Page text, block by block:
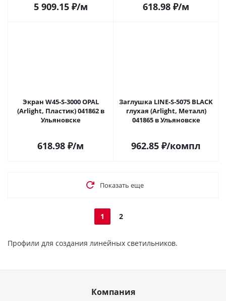
5 909.15₽/м 618.98 ₽/м
Экран W45-S-3000 OPAL
(Arlight, Пластик) 041862 в
Ульяновске
618.98 ₽/м
Заглушка LINE-S-5075 BLACK
глухая (Arlight, Металл)
041865 в Ульяновске
962.85 ₽/компл
Показать еще
1 2
Профили для создания линейных светильников.
Компания